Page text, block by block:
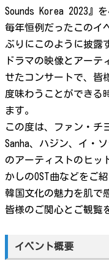
Sounds Korea 2023』
毎年恒例だったこのイ
ぶりにこのように披露
ドラマの映像とアーテ
せたコンサートで、皆
度味わうことができる
ます。
この度は、ファン・チ
Sanha、ハジン、イ・
のアーティストのヒッ
かしのOST曲などをご
韓国文化の魅力を肌で
皆様のご関心とご観覧
イベント概要